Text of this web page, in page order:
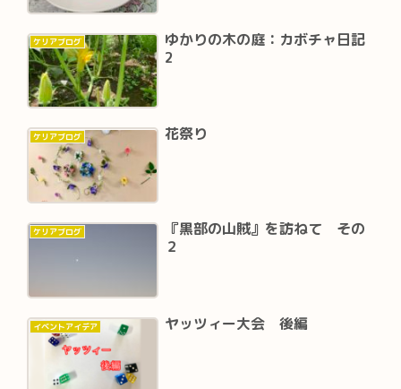
ケリアブログ
ゆかりの木の庭：カボチャ日記
2
ケリアブログ 花祭り
ケリアブログ
『黒部の山賊』を訪ねて その
２
イベントアイデア ヤッツィー大会 後編